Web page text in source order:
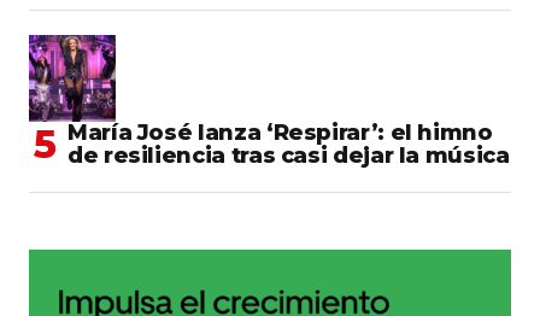
María José lanza ‘Respirar’: el himno
de resiliencia tras casi dejar la música